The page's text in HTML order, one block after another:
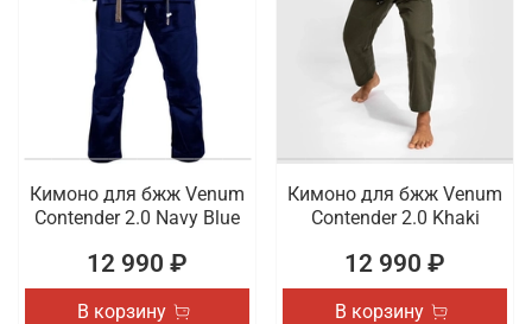
Кимоно для бжж Venum
Contender 2.0 Navy Blue
12 990 ₽
В корзину
Кимоно для бжж Venum
Contender 2.0 Khaki
12 990 ₽
В корзину